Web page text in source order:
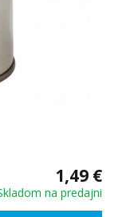
1,49 €
na predajni